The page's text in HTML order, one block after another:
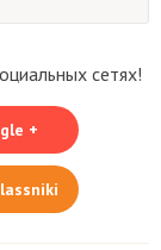
сетях!
+